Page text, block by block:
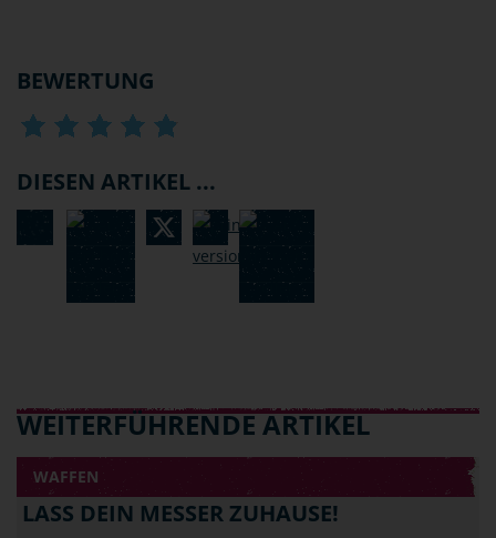
BEWERTUNG
DIESEN ARTIKEL ...
WEITERFÜHRENDE ARTIKEL
WAFFEN
LASS DEIN MESSER ZUHAUSE!